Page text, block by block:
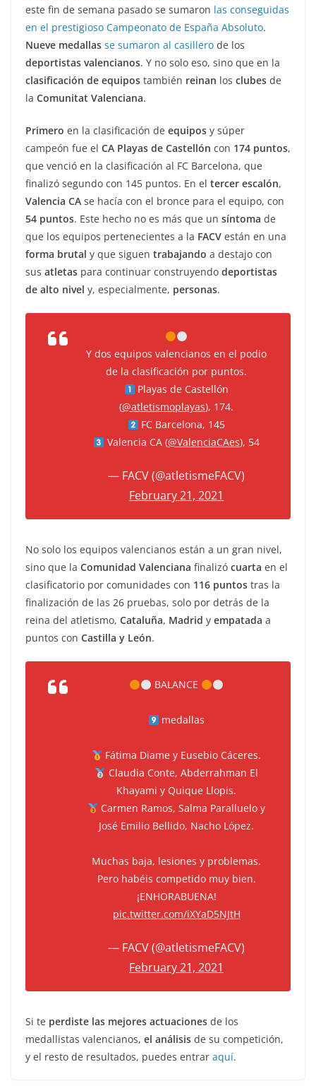
este fin de semana pasado se sumaron las conseguidas
en el prestigioso Campeonato de España Absoluto.
Nueve medallas se sumaron al casillero de los
deportistas valencianos. Y no solo eso, sino que en la
clasificación de equipos también reinan los clubes de
la Comunitat Valenciana.
Primero en la clasificación de equipos y súper
campeón fue el CA Playas de Castellón con 174 puntos,
que venció en la clasificación al FC Barcelona, que
finalizó segundo con 145 puntos. En el tercer escalón,
Valencia CA se hacía con el bronce para el equipo, con
54 puntos. Este hecho no es más que un síntoma de
que los equipos pertenecientes a la FACV están en una
forma brutal y que siguen trabajando a destajo con
sus atletas para continuar construyendo deportistas
de alto nivel y, especialmente, personas.
Y dos equipos valencianos en el podio
de la clasificación por puntos.
Playas de Castellón
(@atletismoplayas), 174.
FC Barcelona, 145
Valencia CA (@ValenciaCAes), 54
— FACV (@atletismeFACV)
February 21, 2021
No solo los equipos valencianos están a un gran nivel,
sino que la Comunidad Valenciana finalizó cuarta en el
clasificatorio por comunidades con 116 puntos tras la
finalización de las 26 pruebas, solo por detrás de la
reina del atletismo, Cataluña, Madrid y empatada a
puntos con Castilla y León.
BALANCE
medallas
Fátima Diame y Eusebio Cáceres.
Claudia Conte, Abderrahman El
Khayami y Quique Llopis.
Carmen Ramos, Salma Paralluelo y
José Emilio Bellido, Nacho López.
Muchas baja, lesiones y problemas.
Pero habéis competido muy bien.
¡ENHORABUENA!
pic.twitter.com/iXYaD5NJtH
— FACV (@atletismeFACV)
February 21, 2021
Si te perdiste las mejores actuaciones de los
medallistas valencianos, el análisis de su competición,
y el resto de resultados, puedes entrar aquí.